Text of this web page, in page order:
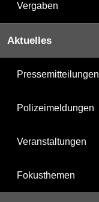
Vergaben
Aktuelles
Pressemitteilungen
Polizeimeldungen
Veranstaltungen
Fokusthemen